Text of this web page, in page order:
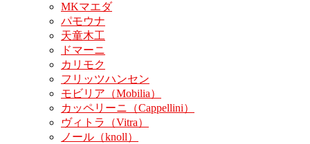
MKマエダ
パモウナ
天童木工
ドマーニ
カリモク
フリッツハンセン
モビリア（Mobilia）
カッペリーニ（Cappellini）
ヴィトラ（Vitra）
ノール（knoll）